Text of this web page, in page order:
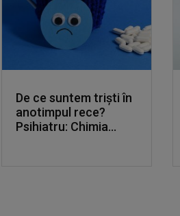
De ce suntem triști în
anotimpul rece?
Psihiatru: Chimia...